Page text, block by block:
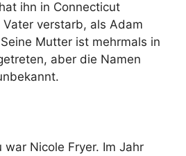
ihn in Connecticut
Vater verstarb, als Adam
Mutter ist mehrmals in
aber die Namen
war Nicole Fryer. Im Jahr